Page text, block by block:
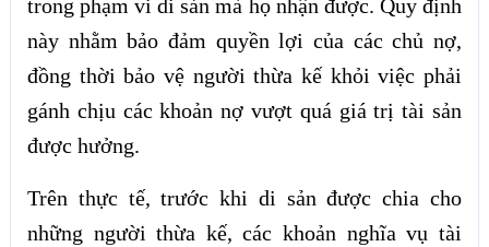
trong phạm vi di sản mà họ nhận được. Quy định
này nhằm bảo đảm quyền lợi của các chủ nợ,
đồng thời bảo vệ người thừa kế khỏi việc phải
gánh chịu các khoản nợ vượt quá giá trị tài sản
được hưởng.
Trên thực tế, trước khi di sản được chia cho
những người thừa kế, các khoản nghĩa vụ tài